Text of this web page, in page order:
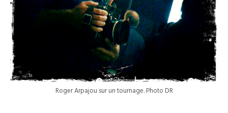
Roger Arpajou sur un tournage. Photo DR